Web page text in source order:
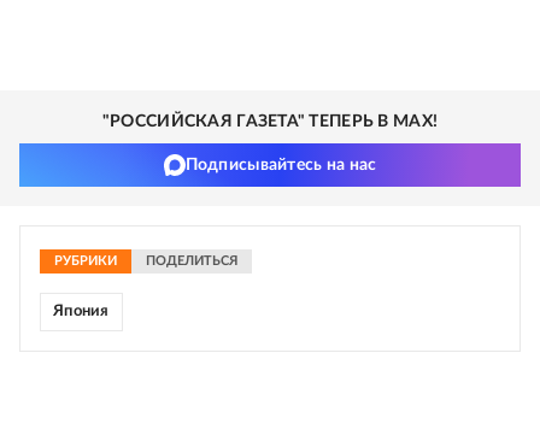
"РОССИЙСКАЯ ГАЗЕТА" ТЕПЕРЬ В MAX!
Подписывайтесь на нас
РУБРИКИ ПОДЕЛИТЬСЯ
Япония